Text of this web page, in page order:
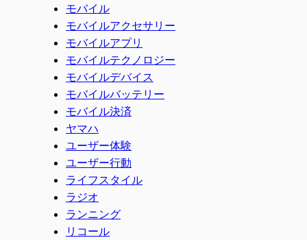
モバイル
モバイルアクセサリー
モバイルアプリ
モバイルテクノロジー
モバイルデバイス
モバイルバッテリー
モバイル決済
ヤマハ
ユーザー体験
ユーザー行動
ライフスタイル
ラジオ
ランニング
リコール